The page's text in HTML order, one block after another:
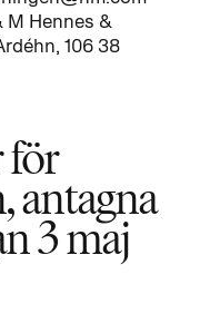
M Hennes &
106 38
för
antagna
3 maj